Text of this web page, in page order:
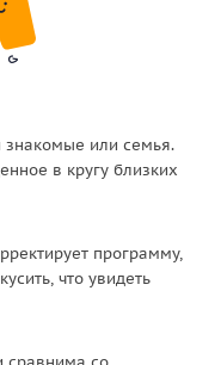
знакомые или семья.
в кругу близких
программу,
что увидеть